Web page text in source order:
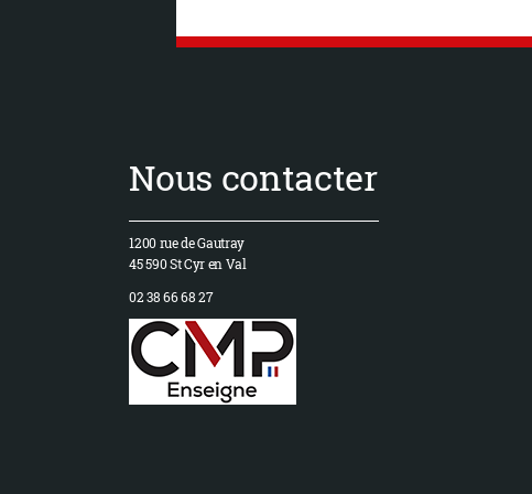
Nous contacter
1200 rue de Gautray
45 590 St Cyr en Val
02 38 66 68 27